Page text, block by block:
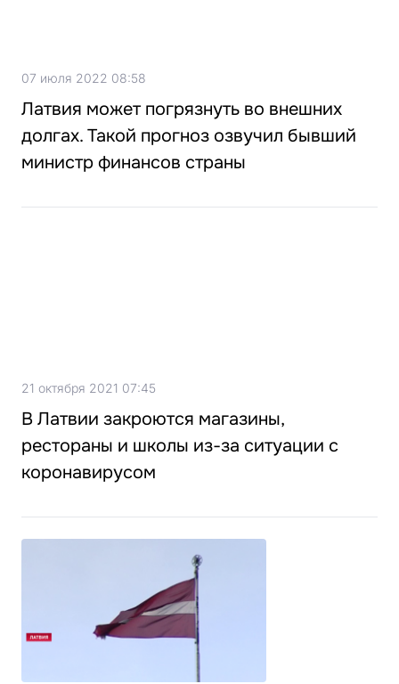
07 июля 2022 08:58
Латвия может погрязнуть во внешних
долгах. Такой прогноз озвучил бывший
министр финансов страны
21 октября 2021 07:45
В Латвии закроются магазины,
рестораны и школы из-за ситуации с
коронавирусом